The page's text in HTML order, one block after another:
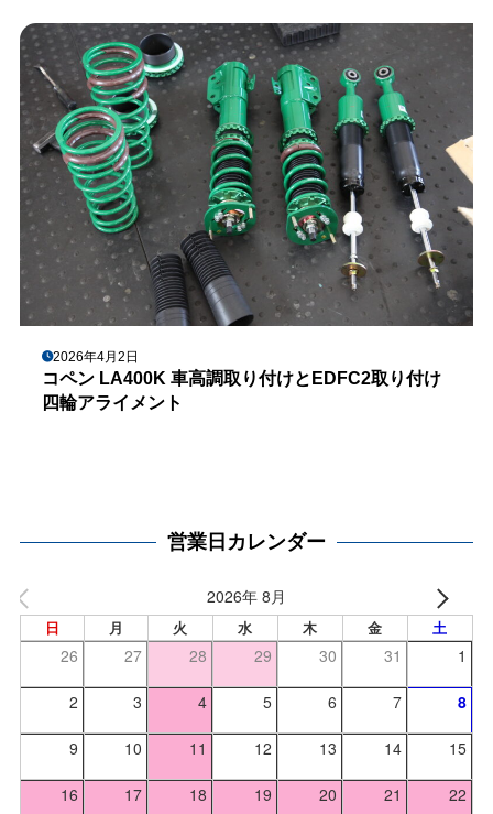
2026年4月2日
コペン LA400K 車高調取り付けとEDFC2取り付け
四輪アライメント
営業日カレンダー
2026年 8月
日 月 火 水 木 金 土
26 27 28 29 30 31 1
2 3 4 5 6 7 8
9 10 11 12 13 14 15
16 17 18 19 20 21 22